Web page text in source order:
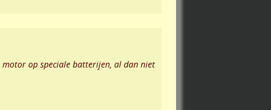
motor op speciale batterijen, al dan niet